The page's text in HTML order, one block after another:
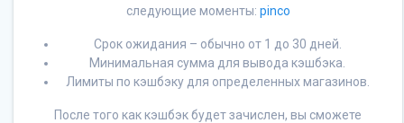
следующие моменты: pinco
Срок ожидания – обычно от 1 до 30 дней.
Минимальная сумма для вывода кэшбэка.
Лимиты по кэшбэку для определенных магазинов.
После того как кэшбэк будет зачислен, вы сможете